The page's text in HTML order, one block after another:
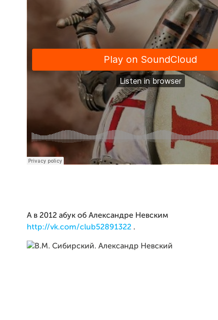
А в 2012 абук об Александре Невским
http://vk.com/club52891322 .